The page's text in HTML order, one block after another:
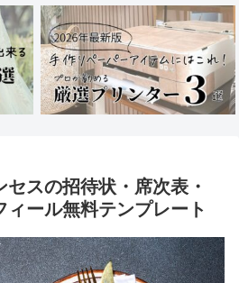
スの招待状・席次表・
ィール無料テンプレート